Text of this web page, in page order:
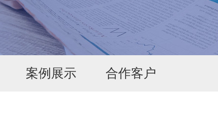
案例展示 合作客户